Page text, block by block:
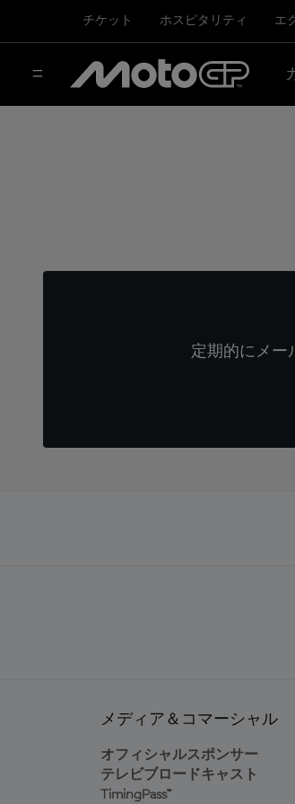
チケット ホスピタリティ エ
定期的にメー
メディア＆コマーシャル
オフィシャルスポンサー
テレビブロードキャスト
TimingPass™